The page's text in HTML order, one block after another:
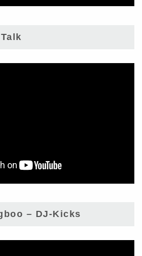
Talk
– DJ-Kicks